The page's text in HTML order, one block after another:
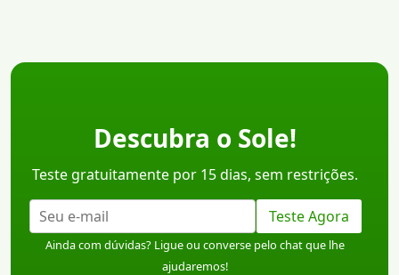
Descubra o Sole!
Teste gratuitamente por 15 dias, sem restrições.
Teste Agora
Ainda com dúvidas? Ligue ou converse pelo chat que lhe
ajudaremos!